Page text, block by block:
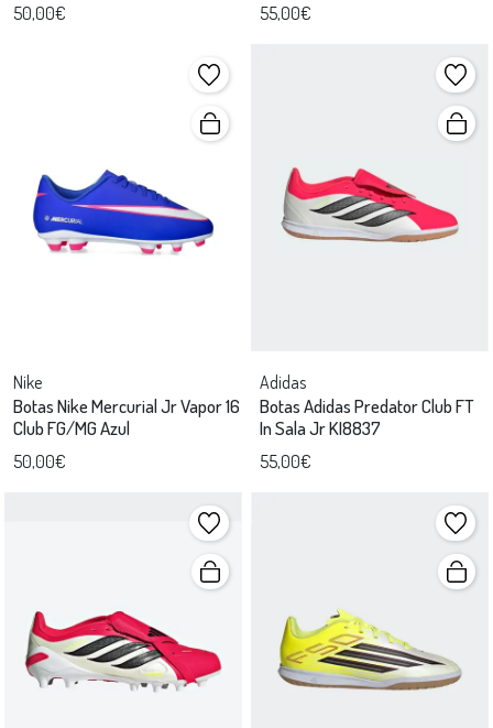
50,00€ 55,00€
Nike
Botas Nike Mercurial Jr Vapor 16
Club FG/MG Azul
50,00€
Adidas
Botas Adidas Predator Club FT
In Sala Jr KI8837
55,00€